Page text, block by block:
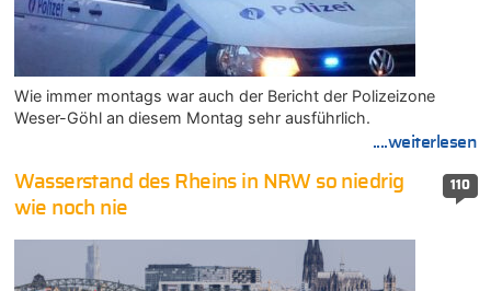
Wie immer montags war auch der Bericht der Polizeizone
Weser-Göhl an diesem Montag sehr ausführlich.
....weiterlesen
110
Wasserstand des Rheins in NRW so niedrig
wie noch nie